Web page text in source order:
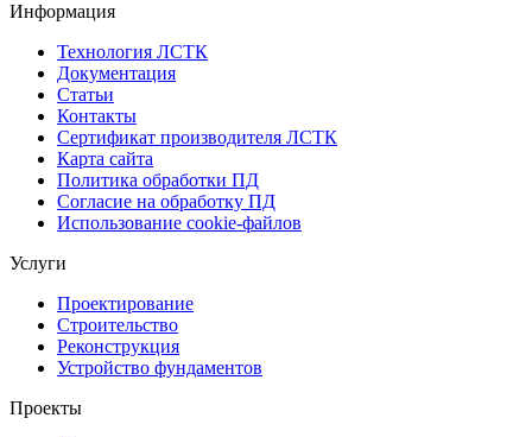
Информация
Технология ЛСТК
Документация
Статьи
Контакты
Сертификат производителя ЛСТК
Карта сайта
Политика обработки ПД
Согласие на обработку ПД
Использование cookie-файлов
Услуги
Проектирование
Строительство
Реконструкция
Устройство фундаментов
Проекты